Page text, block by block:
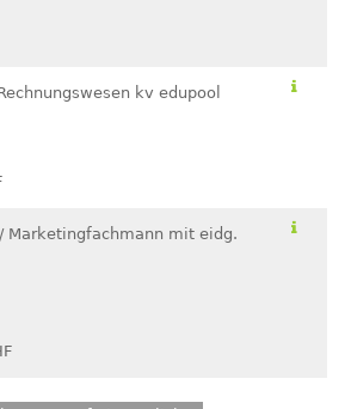
kv edupool
Marketingfachmann mit eidg.